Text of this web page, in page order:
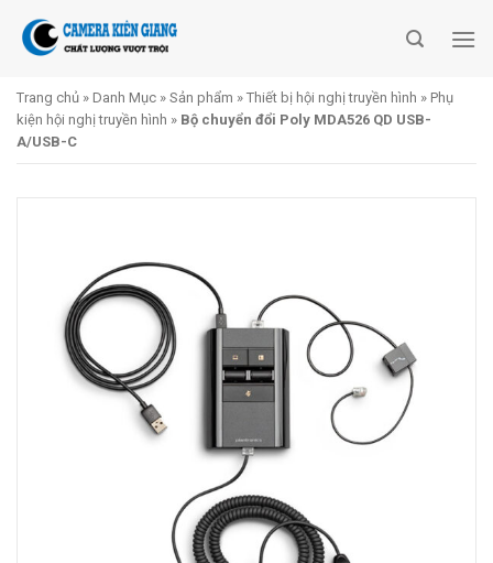
Trang chủ » Danh Mục » Sản phẩm » Thiết bị hội nghị truyền hình » Phụ
kiện hội nghị truyền hình » Bộ chuyển đổi Poly MDA526 QD USB-
A/USB-C